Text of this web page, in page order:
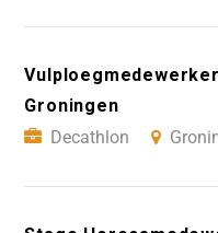
Groningen
Decathlon